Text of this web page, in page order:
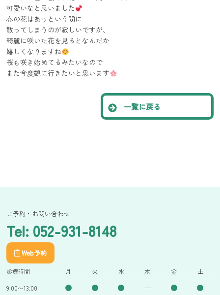
可愛いなと思いました
春の花はあっという間に
散ってしまうのが寂しいですが、
綺麗に咲いた花を見るとなんだか
嬉しくなりますね
桜も咲き始めてるみたいなので
また今度観に行きたいと思います
一覧に戻る
ご予約・お問い合わせ
Tel: 052-931-8148
Web予約
診療時間 月 火 水 木 金 土
9:00〜13:00